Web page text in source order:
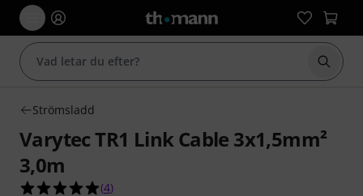
Börja
Strömsladd
Varytec TR1 Link Cable 3x1,5mm²
3,0m
5.0 av 5 stjärnor från 4 kundbetyg
(4)